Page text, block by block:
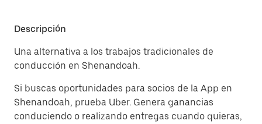
Descripción
Una alternativa a los trabajos tradicionales de
conducción en Shenandoah.
Si buscas oportunidades para socios de la App en
Shenandoah, prueba Uber. Genera ganancias
conduciendo o realizando entregas cuando quieras,